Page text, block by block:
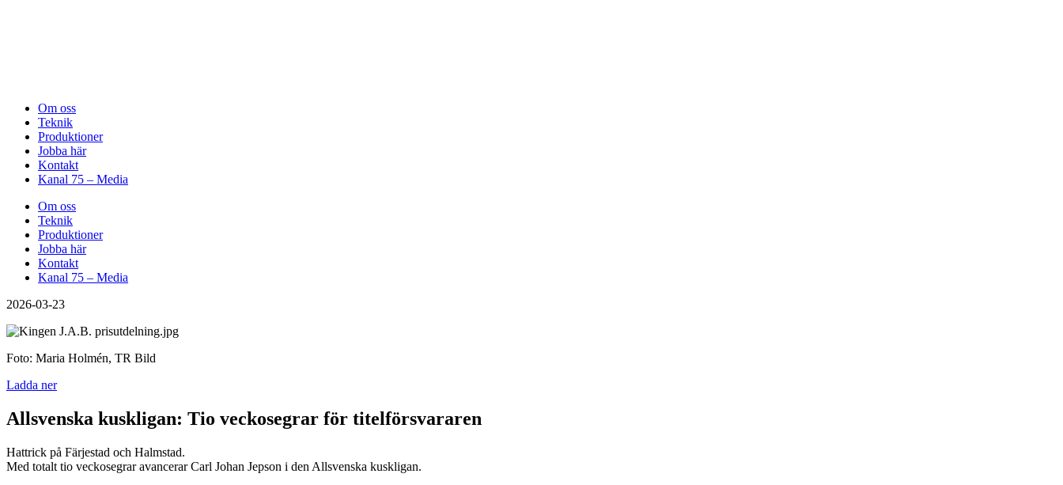
Om oss
Teknik
Produktioner
Jobba här
Kontakt
Kanal 75 – Media
Om oss
Teknik
Produktioner
Jobba här
Kontakt
Kanal 75 – Media
2026-03-23
Foto: Maria Holmén, TR Bild
Ladda ner
Allsvenska kuskligan: Tio veckosegrar för titelförsvararen
Hattrick på Färjestad och Halmstad.
Med totalt tio veckosegrar avancerar Carl Johan Jepson i den Allsvenska kuskligan.